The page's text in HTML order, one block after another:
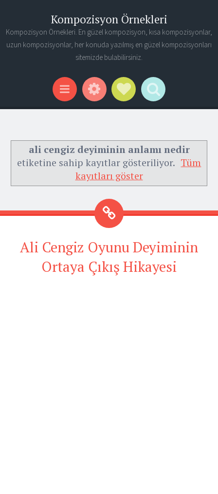
Kompozisyon Örnekleri
Kompozisyon Örnekleri. En güzel kompozisyon, kısa kompozisyonlar,
uzun kompozisyonlar, her konuda yazılmış en güzel kompozisyonları
sitemizde bulabilirsiniz.
Menu WidgetsSocial Links
Search
ali cengiz deyiminin anlamı nedir
etiketine sahip kayıtlar gösteriliyor. Tüm
kayıtları göster
Ali Cengiz Oyunu Deyiminin
Ortaya Çıkış Hikayesi